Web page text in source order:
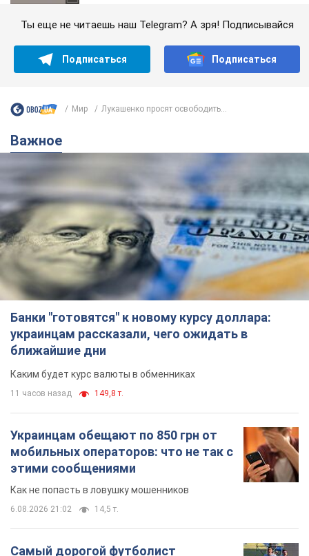
Ты еще не читаешь наш Telegram? А зря! Подписывайся
Подписаться Подписаться
Мир Лукашенко просят освободить...
Важное
Банки "готовятся" к новому курсу доллара:
украинцам рассказали, чего ожидать в
ближайшие дни
Каким будет курс валюты в обменниках
11 часов назад 149,8 т.
Украинцам обещают по 850 грн от
мобильных операторов: что не так с
этими сообщениями
Как не попасть в ловушку мошенников
6.08.2026 21:02 14,5 т.
Самый дорогой футболист